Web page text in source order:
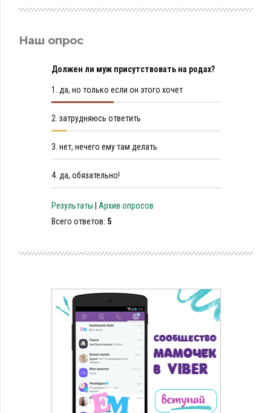
Наш опрос
Должен ли муж присутствовать на родах?
1. да, но только если он этого хочет
2. затрудняюсь ответить
3. нет, нечего ему там делать
4. да, обязательно!
Результаты
Архив опросов
Всего ответов: 5